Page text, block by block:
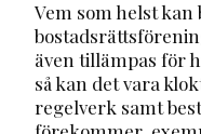
Vem som helst kan
även tillämpas för
så kan det vara
regelverk samt